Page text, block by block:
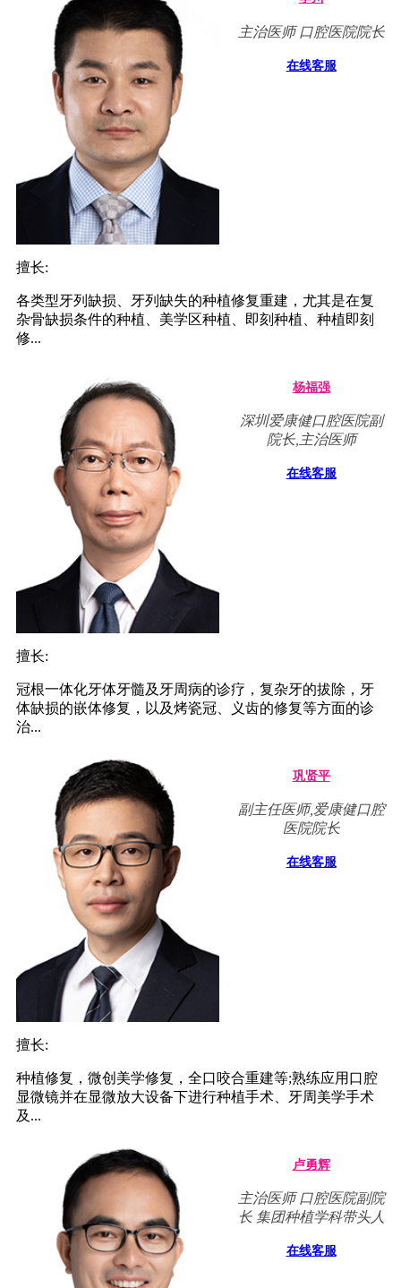
主治医师 口腔医院院长
在线客服
擅长:
各类型牙列缺损、牙列缺失的种植修复重建，尤其是在复
杂骨缺损条件的种植、美学区种植、即刻种植、种植即刻
修...
杨福强
深圳爱康健口腔医院副
院长,主治医师
在线客服
擅长:
冠根一体化牙体牙髓及牙周病的诊疗，复杂牙的拔除，牙
体缺损的嵌体修复，以及烤瓷冠、义齿的修复等方面的诊
治...
巩贤平
副主任医师,爱康健口腔
医院院长
在线客服
擅长:
种植修复，微创美学修复，全口咬合重建等;熟练应用口腔
显微镜并在显微放大设备下进行种植手术、牙周美学手术
及...
卢勇辉
主治医师 口腔医院副院
长 集团种植学科带头人
在线客服